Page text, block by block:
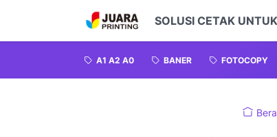
SOLUSI CETAK
A1 A2 A0 BANER FOTOCOPY